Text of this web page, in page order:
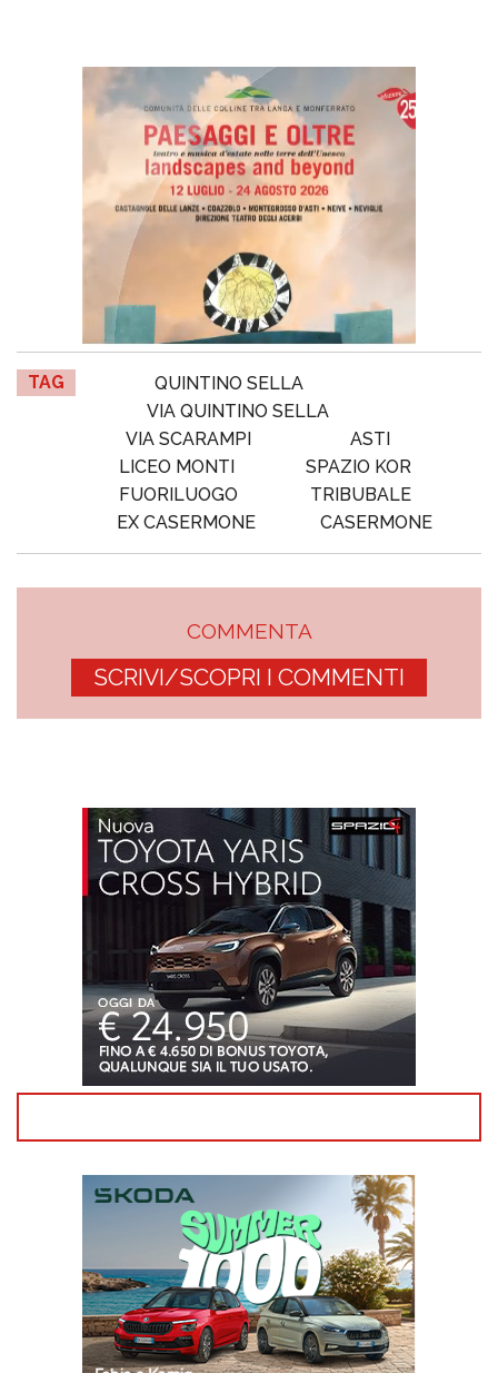
TAG
QUINTINO SELLA
VIA QUINTINO SELLA
VIA SCARAMPI
ASTI
LICEO MONTI
SPAZIO KOR
FUORILUOGO
TRIBUBALE
EX CASERMONE
CASERMONE
COMMENTA
SCRIVI/SCOPRI I COMMENTI